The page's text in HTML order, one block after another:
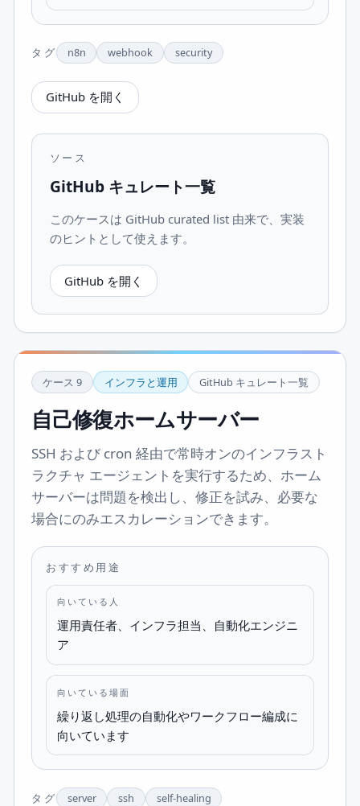
タグ n8n webhook security
GitHub を開く
ソース
GitHub キュレート一覧
このケースは GitHub curated list 由来で、実装
のヒントとして使えます。
GitHub を開く
ケース 9 インフラと運用 GitHub キュレート一覧
自己修復ホームサーバー
SSH および cron 経由で常時オンのインフラスト
ラクチャ エージェントを実行するため、ホーム
サーバーは問題を検出し、修正を試み、必要な
場合にのみエスカレーションできます。
おすすめ用途
向いている人
運用責任者、インフラ担当、自動化エンジニ
ア
向いている場面
繰り返し処理の自動化やワークフロー編成に
向いています
タグ server ssh self-healing